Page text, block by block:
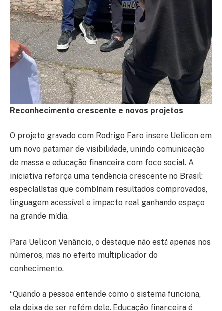
Reconhecimento crescente e novos projetos
O projeto gravado com Rodrigo Faro insere Uelicon em
um novo patamar de visibilidade, unindo comunicação
de massa e educação financeira com foco social. A
iniciativa reforça uma tendência crescente no Brasil:
especialistas que combinam resultados comprovados,
linguagem acessível e impacto real ganhando espaço
na grande mídia.
Para Uelicon Venâncio, o destaque não está apenas nos
números, mas no efeito multiplicador do
conhecimento.
“Quando a pessoa entende como o sistema funciona,
ela deixa de ser refém dele. Educação financeira é